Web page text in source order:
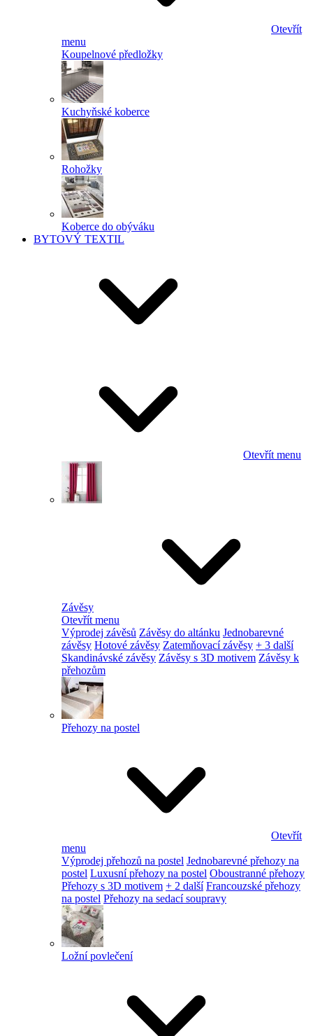
Otevřít
menu
Koupelnové předložky
Kuchyňské koberce
Rohožky
Koberce do obýváku
BYTOVÝ TEXTIL
Otevřít menu
Závěsy
Otevřít menu
Výprodej závěsů Závěsy do altánku Jednobarevné
závěsy Hotové závěsy Zatemňovací závěsy + 3 další
Skandinávské závěsy Závěsy s 3D motivem Závěsy k
přehozům
Přehozy na postel
Otevřít
menu
Výprodej přehozů na postel Jednobarevné přehozy na
postel Luxusní přehozy na postel Oboustranné přehozy
Přehozy s 3D motivem + 2 další Francouzské přehozy
na postel Přehozy na sedací soupravy
Ložní povlečení